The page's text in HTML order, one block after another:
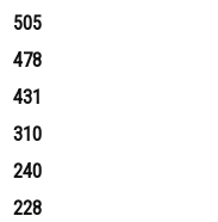
505
478
431
310
240
228